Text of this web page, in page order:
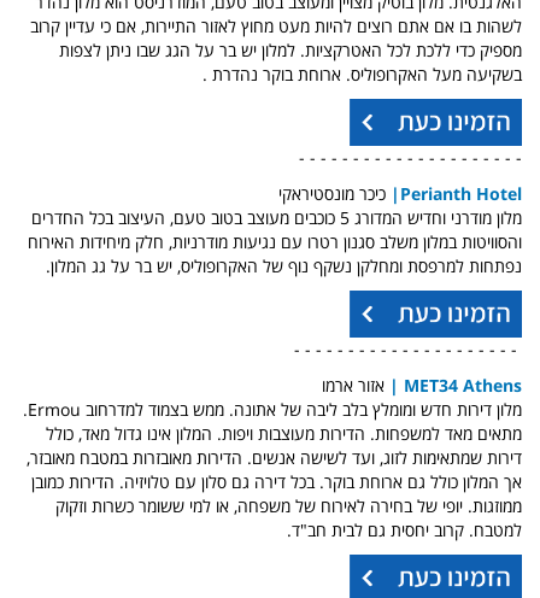
לשהות בו אם אתם רוצים להיות מעט מחוץ לאזור התיירות, אם כי עדיין קרוב
מספיק כדי ללכת לכל האטרקציות. למלון יש בר על הגג שבו ניתן לצפות
בשקיעה מעל האקרופוליס. ארוחת בוקר נהדרת .
- - - - - - - - - - - - - - - - - - - - -
Perianth Hotel
| כיכר מונסטיראקי
מלון מודרני וחדיש המדורג 5 כוכבים מעוצב בטוב טעם,
העיצוב בכל החדרים
והסוויטות במלון משלב סגנון רטרו עם נגיעות מודרניות, חלק מיחידות האירוח
נפתחות למרפסת ומחלקן נשקף נוף של האקרופוליס, יש בר על גג המלון.
- - - - - - - - - - - - - - - - - - - - -
MET34 Athens
| אזור ארמו
מלון דירות חדש ומומלץ בלב ליבה של אתונה. ממש בצמוד למדרחוב Ermou.
מתאים מאד למשפחות. הדירות מעוצבות ויפות. המלון אינו גדול מאד, כולל
דירות שמתאימות לזוג, ועד לשישה אנשים. הדירות מאובזרות במטבח מאובזר,
אך המלון כולל גם ארוחת בוקר. בכל דירה גם סלון עם טלויזיה. הדירות כמובן
ממוזגות. יופי של בחירה לאירוח של משפחה, או למי ששומר כשרות וזקוק
למטבח. קרוב יחסית גם לבית חב"ד.